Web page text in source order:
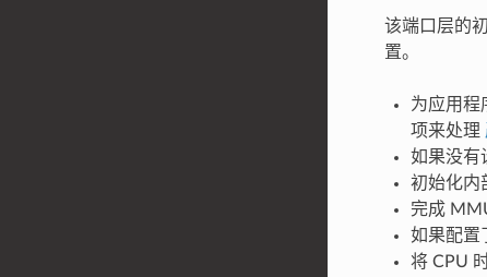
该端口层的
置。
为应用程
项来处理
如果没有
初始化内
完成
如果配置
将 CPU